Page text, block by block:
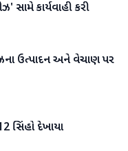
ગુજરાત સરકારે 'એનાલોગ' પનીર, નકલી 'ચીઝ' સામે કાર્યવાહી કરી
ઉત્પાદન અને વેચાણ પર
સિંહો દેખાયા